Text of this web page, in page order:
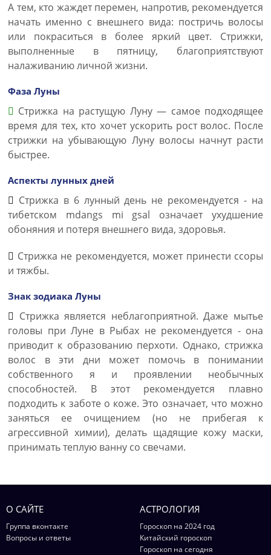
А тем, кто жаждет перемен, напротив, рекомендуется
начать именно с внешнего вида: постричь волосы
или покраситься в более яркий цвет. Стрижки,
выполненные в пятницу, благоприятствуют
налаживанию личной жизни.
Фаза Луны
Стрижка на растущую Луну — самое подходящее
время для тех, кто хочет ускорить рост волос. После
стрижки на убывающую Луну волосы начнут расти
быстрее.
Аспекты лунных дней
Стрижка в 6 лунный день не рекомендуется - на
тибетском mdangs mi gsal означает ухудшение
обоняния и потеря внешнего вида, здоровья.
Стрижка не рекомендуется, может принести ссоры
и тяжбы.
Знак зодиака Луны
Стрижка является неблагоприятной. Даже мытье
головы при Луне в Рыбах не рекомендуется - она
приводит к образованию перхоти. Однако, стрижка
волос в эти дни может помочь в понимании
собственного я и проявлении необычных
способностей. В этот рекомендуется плавно
подходить к заботе о коже. Это означает, что можно
заняться ее очищением (но не прибегая к
агрессивной химии), делать щадящие кожу маски,
принимать теплую ванну со свечами.
О САЙТЕ
Группа вконтакте
Вопросы и ответы
АСТРОЛОГИЯ
Гороскоп на 2024 год
Китайский гороскоп
Гороскоп на сегодня